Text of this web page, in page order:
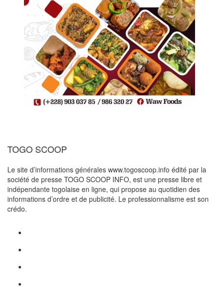
TOGO SCOOP
Le site d’informations générales www.togoscoop.info édité par la
société de presse TOGO SCOOP INFO, est une presse libre et
indépendante togolaise en ligne, qui propose au quotidien des
informations d’ordre et de publicité. Le professionnalisme est son
crédo.